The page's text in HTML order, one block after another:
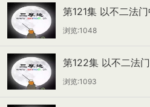
第121集 以不二法
浏览:1048
第122集 以不二法
浏览:1093